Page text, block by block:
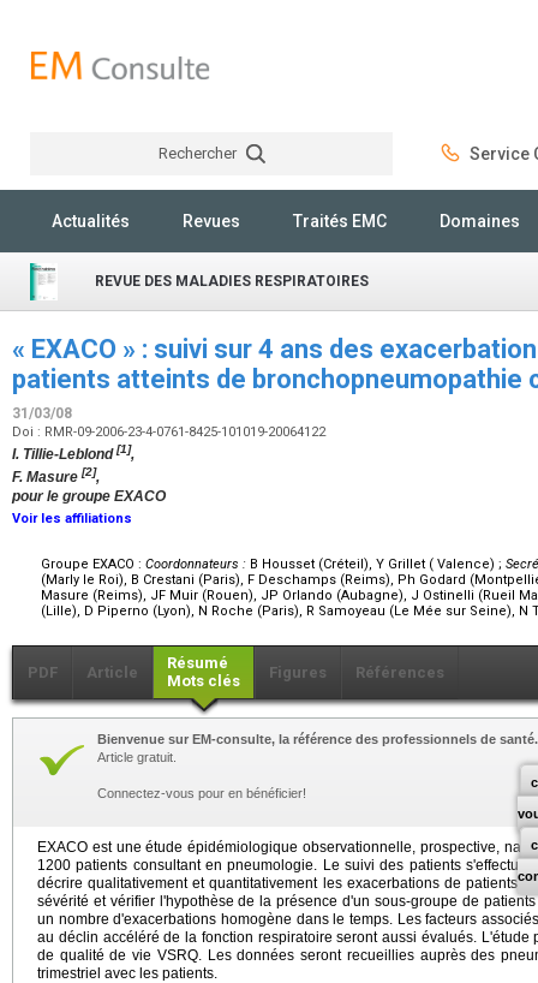
Rechercher Service
Actualités Revues Traités EMC Domaines
REVUE DES MALADIES RESPIRATOIRES
« EXACO » : suivi sur 4 ans des
patients atteints de
31/03/08
Doi : RMR-09-2006-23-4-0761-8425-101019-20064122
I. Tillie-Leblond[1],
F. Masure [2],
pour le groupe EXACO
Voir les affiliations
Groupe EXACO : Coordonnateurs : B Housset (Créteil), Y Grillet ( Valence) ;
(Marly le Roi), B Crestani (Paris), F Deschamps (Reims), Ph Godard
Masure (Reims), JF Muir (Rouen), JP Orlando (Aubagne), J Ostinelli (Rueil
(Lille), D Piperno (Lyon), N Roche (Paris), R Samoyeau (Le Mée sur Seine), N
PDF Article
Résumé
Mots clés
Figures Références
Bienvenue sur EM-consulte, la référence des professionnels de santé.
Article gratuit.
Connectez-vous pour en bénéficier!
EXACO est une étude épidémiologique observationnelle, prospective,
1200 patients consultant en pneumologie. Le suivi des patients
décrire qualitativement et quantitativement les exacerbations de patients
sévérité et vérifier l'hypothèse de la présence d'un sous-groupe de
un nombre d'exacerbations homogène dans le temps. Les facteurs
au déclin accéléré de la fonction respiratoire seront aussi évalués.
de qualité de vie VSRQ. Les données seront recueillies auprès des
trimestriel avec les patients.